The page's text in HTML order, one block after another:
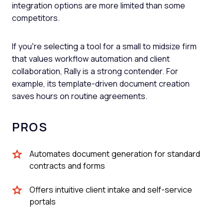
integration options are more limited than some
competitors.
If you’re selecting a tool for a small to midsize firm
that values workflow automation and client
collaboration, Rally is a strong contender. For
example, its template-driven document creation
saves hours on routine agreements.
PROS
Automates document generation for standard
contracts and forms
Offers intuitive client intake and self-service
portals